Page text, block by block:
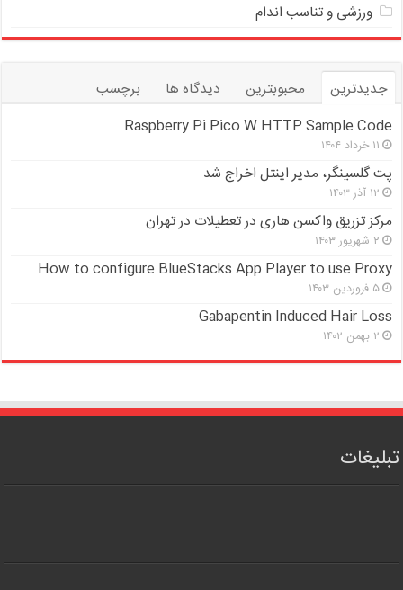
ورزشی و تناسب اندام
جدیدترین محبوبترین دیدگاه ها
برچسب
Raspberry Pi Pico W HTTP Sample Code
۱۱ خرداد ۱۴۰۴
پت گلسینگر، مدیر اینتل اخراج شد
۱۲ آذر ۱۴۰۳
مرکز تزریق واکسن هاری در تعطیلات در تهران
۲ شهریور ۱۴۰۳
How to configure BlueStacks App Player to use Proxy
۵ فروردین ۱۴۰۳
Gabapentin Induced Hair Loss
۲ بهمن ۱۴۰۲
تبلیغات